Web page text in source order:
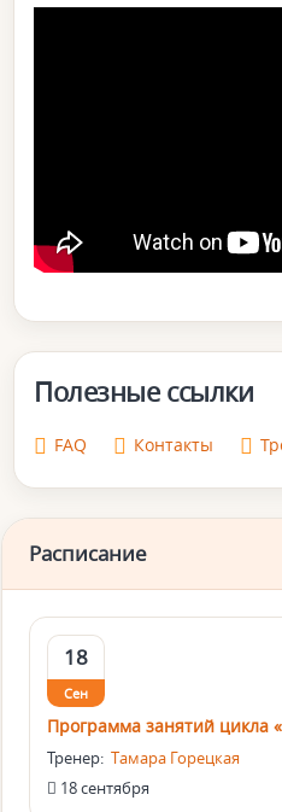
Полезные ссылки
FAQ Контакты
Расписание
18
Сен
Программа занятий цикла
Тренер: Тамара Горецкая
18 сентября